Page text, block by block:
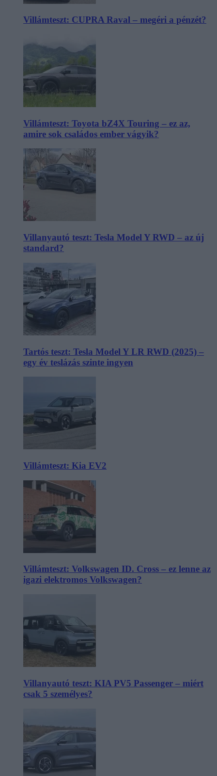
Villámteszt: CUPRA Raval – megéri a pénzét?
Villámteszt: Toyota bZ4X Touring – ez az,
amire sok családos ember vágyik?
Villanyautó teszt: Tesla Model Y RWD – az új
standard?
Tartós teszt: Tesla Model Y LR RWD (2025) –
egy év teslázás szinte ingyen
Villámteszt: Kia EV2
Villámteszt: Volkswagen ID. Cross – ez lenne az
igazi elektromos Volkswagen?
Villanyautó teszt: KIA PV5 Passenger – miért
csak 5 személyes?